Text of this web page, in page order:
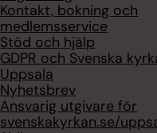
Kontakt, bokning och
medlemsservice
Stöd och hjälp
GDPR och Svenska
Uppsala
Nyhetsbrev
Ansvarig utgivare för
svenskakyrkan.se/